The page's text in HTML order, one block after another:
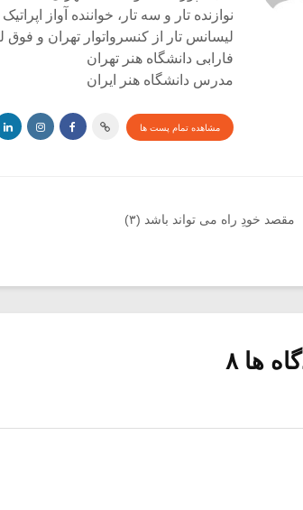
نوازنده تار و سه تار، خواننده آواز
لیسانس تار از کنسرواتوار تهران و فوق
فارابی دانشگاه هنر تهران
مدرس دانشگاه هنر ایران
مشاهده تمام پست ها
مقصد خودِ راه می تواند باشد (۳)
ها ۸